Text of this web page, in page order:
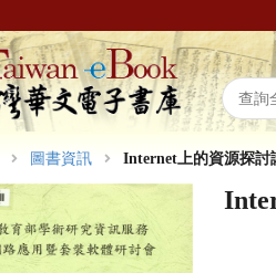
圖書資訊 Internet上的資源探討